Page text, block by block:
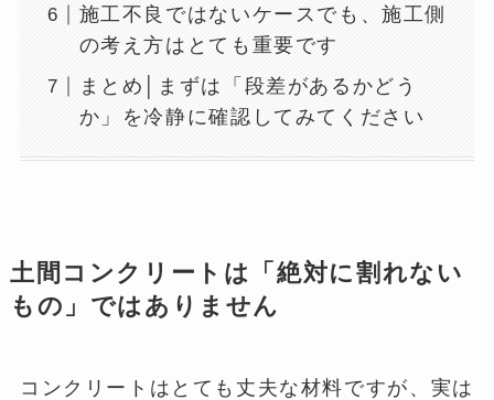
施工不良ではないケースでも、施工側
の考え方はとても重要です
まとめ│まずは「段差があるかどう
か」を冷静に確認してみてください
土間コンクリートは「絶対に割れない
もの」ではありません
コンクリートはとても丈夫な材料ですが、実は